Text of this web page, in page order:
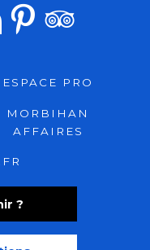
?
ESPACE PRO
MORBIHAN
AFFAIRES